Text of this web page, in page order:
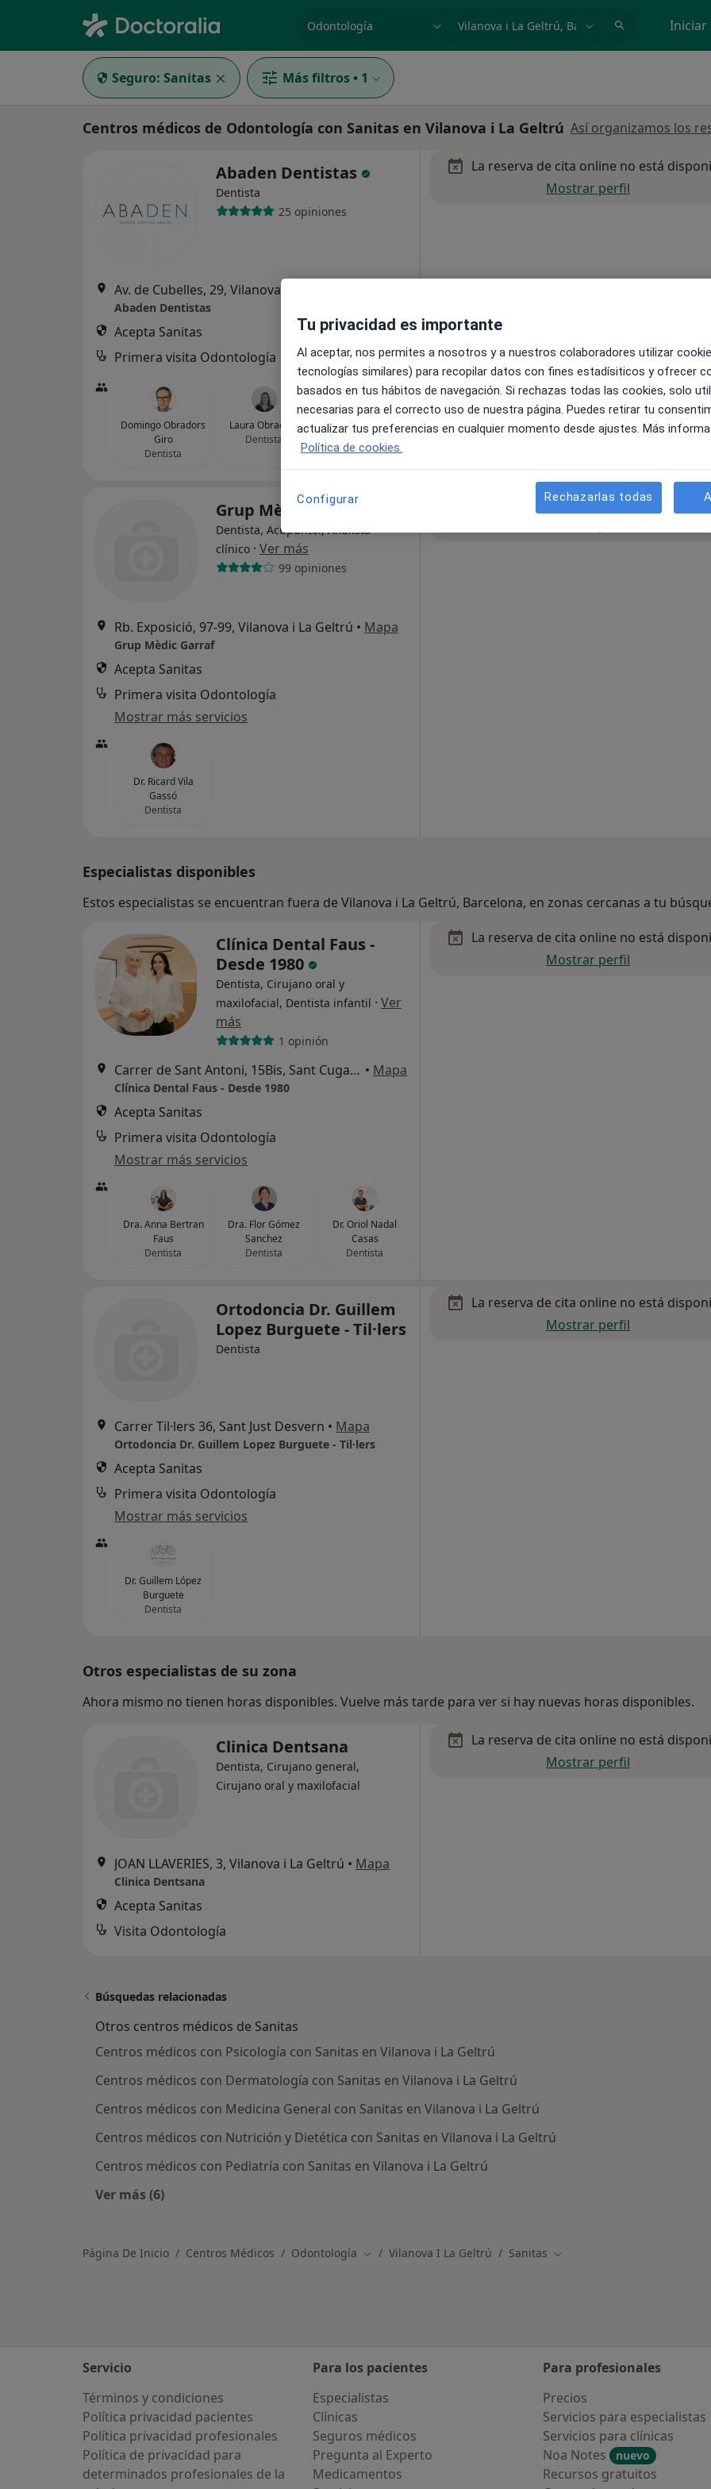
especialidad, enfermedad o nombre Iniciar
Seguro: Sanitas Más filtros • 1
Centros médicos de Odontología con Sanitas en Vilanova i La Geltrú Así organizamos los
Abaden Dentistas
Dentista
25 opiniones
Av. de Cubelles, 29, Vilanova i La Geltrú
Abaden Dentistas
Acepta Sanitas
Primera visita Odontología
Domingo Obradors
Giro
Dentista
Laura Obradors
Dentista
La reserva de cita online no está
Mostrar perfil
Grup Mèdic Garraf
Dentista, Acupuntor, Analista
clínico · Ver más
99 opiniones
Rb. Exposició, 97-99, Vilanova i La Geltrú • Mapa
Grup Mèdic Garraf
Acepta Sanitas
Primera visita Odontología
Mostrar más servicios
Dr. Ricard Vila
Gassó
Dentista
La reserva de cita online no está
Especialistas disponibles
Estos especialistas se encuentran fuera de Vilanova i La Geltrú, Barcelona, en zonas cercanas a tu
Clínica Dental Faus -
Desde 1980
Dentista, Cirujano oral y
maxilofacial, Dentista infantil · Ver
más
1 opinión
Carrer de Sant Antoni, 15Bis, Sant Cugat del Vallès • Mapa
Clínica Dental Faus - Desde 1980
Acepta Sanitas
Primera visita Odontología
Mostrar más servicios
Dra. Anna Bertran
Faus
Dentista
Dra. Flor Gómez
Sanchez
Dentista
Dr. Oriol Nadal
Casas
Dentista
La reserva de cita online no está
Mostrar perfil
Ortodoncia Dr. Guillem
Lopez Burguete - Til·lers
Dentista
Carrer Til·lers 36, Sant Just Desvern • Mapa
Ortodoncia Dr. Guillem Lopez Burguete - Til·lers
Acepta Sanitas
Primera visita Odontología
Mostrar más servicios
Dr. Guillem López
Burguete
Dentista
La reserva de cita online no está
Mostrar perfil
Otros especialistas de su zona
Ahora mismo no tienen horas disponibles. Vuelve más tarde para ver si hay nuevas horas disponibles.
Clinica Dentsana
Dentista, Cirujano general,
Cirujano oral y maxilofacial
JOAN LLAVERIES, 3, Vilanova i La Geltrú • Mapa
Clinica Dentsana
Acepta Sanitas
Visita Odontología
La reserva de cita online no está
Mostrar perfil
Búsquedas relacionadas
Otros centros médicos de Sanitas
Centros médicos con Psicología con Sanitas en Vilanova i La Geltrú
Centros médicos con Dermatología con Sanitas en Vilanova i La Geltrú
Centros médicos con Medicina General con Sanitas en Vilanova i La Geltrú
Centros médicos con Nutrición y Dietética con Sanitas en Vilanova i La Geltrú
Centros médicos con Pediatría con Sanitas en Vilanova i La Geltrú
Ver más (6)
Página De Inicio Centros Médicos Odontología Cambiar de ciudad
Vilanova I La Geltrú Sanitas Cambiar de ciudad
Servicio
Términos y condiciones
Política privacidad pacientes
Política privacidad profesionales
Política de privacidad para
determinados profesionales de la
Para los pacientes
Especialistas
Clínicas
Seguros médicos
Pregunta al Experto
Medicamentos
Para profesionales
Precios
Servicios para especialistas
Servicios para clínicas
Noa Notes
nuevo
Recursos gratuitos
Tu privacidad es importante
Al aceptar, nos permites a nosotros y a nuestros colaboradores utilizar
tecnologías similares) para recopilar datos con fines estadísiticos y ofrecer
basados en tus hábitos de navegación. Si rechazas todas las cookies, solo
necesarias para el correcto uso de nuestra página. Puedes retirar tu
actualizar tus preferencias en cualquier momento desde ajustes. Más
Política de cookies.
Configurar Rechazarlas todas